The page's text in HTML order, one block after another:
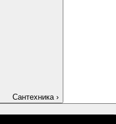
Сантехника ›